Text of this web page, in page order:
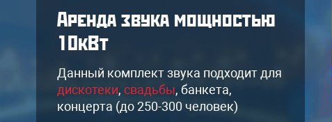
Аренда звука мощностью
10кВт
Данный комплект звука подходит для
дискотеки, свадьбы, банкета,
концерта (до 250-300 человек)